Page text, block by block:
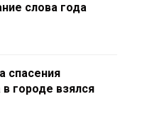
слова года
спасения
городе взялся